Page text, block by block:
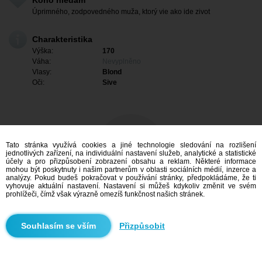
Úprimného, zodpovedného muža, ktorý vie ako ide zivot
Charakteristika
Výška:
170
Váha:
Vlasy:
Blond
Oči:
Sive
Mám zájem
Vyhledávání
Tato stránka využívá cookies a jiné technologie sledování na rozlišení
jednotlivých zařízení, na individuální nastavení služeb, analytické a statistické
účely a pro přizpůsobení zobrazení obsahu a reklam. Některé informace
mohou být poskytnuty i našim partnerům v oblasti sociálních médií, inzerce a
analýzy. Pokud budeš pokračovat v používání stránky, předpokládáme, že ti
vyhovuje aktuální nastavení. Nastavení si můžeš kdykoliv změnit ve svém
prohlížeči, čímž však výrazně omezíš funkčnost našich stránek.
Přizpůsobit